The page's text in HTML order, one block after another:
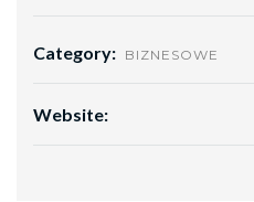
Category: BIZNESOWE
Website: